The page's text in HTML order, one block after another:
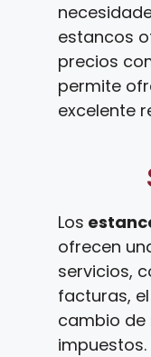
estancos
precios
permite
excelente
Los
ofrecen
servicios,
facturas,
cambio de